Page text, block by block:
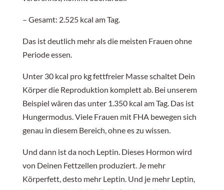
– Gesamt: 2.525 kcal am Tag.
Das ist deutlich mehr als die meisten Frauen ohne
Periode essen.
Unter 30 kcal pro kg fettfreier Masse schaltet Dein
Körper die Reproduktion komplett ab. Bei unserem
Beispiel wären das unter 1.350 kcal am Tag. Das ist
Hungermodus. Viele Frauen mit FHA bewegen sich
genau in diesem Bereich, ohne es zu wissen.
Und dann ist da noch Leptin. Dieses Hormon wird
von Deinen Fettzellen produziert. Je mehr
Körperfett, desto mehr Leptin. Und je mehr Leptin,